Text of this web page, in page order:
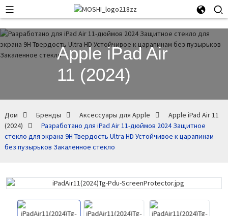
Apple iPad Air
11 (2024)
Дом Бренды Аксессуары для Apple
Apple iPad Air 11
(2024)
Разработано для iPad Air 11-дюймов 2024 Защитное
стекло для экрана 9H Твердость Ultra HD Устойчивое к царапинам
без пузырьков Закаленное стекло